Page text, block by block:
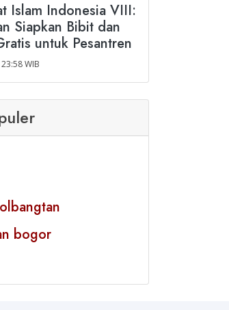
Islam Indonesia VIII:
Siapkan Bibit dan
untuk Pesantren
WIB
bogor